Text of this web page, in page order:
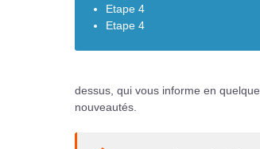
Etape 4
Etape 4
dessus, qui vous informe en
nouveautés.